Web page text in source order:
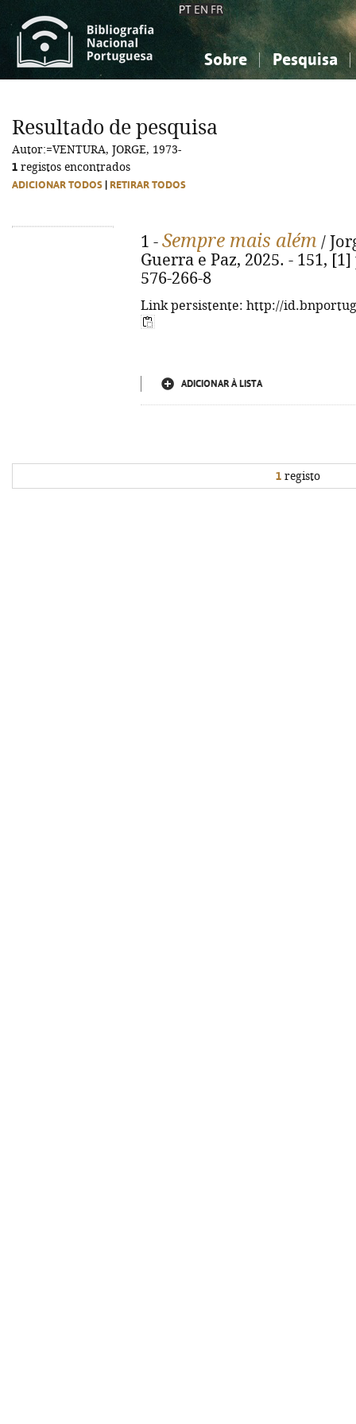
PT EN FR
Sobre Pesquisa
Ciências sociais...
Ciências sociais...
Resultado de pesquisa
Autor:=VENTURA, JORGE, 1973-
1 registos encontrados
ADICIONAR TODOS RETIRAR TODOS
1 - Sempre mais além /
Guerra e Paz, 2025. - 151,
576-266-8
Link persistente: http://
ADICIONAR À LISTA
1 registo